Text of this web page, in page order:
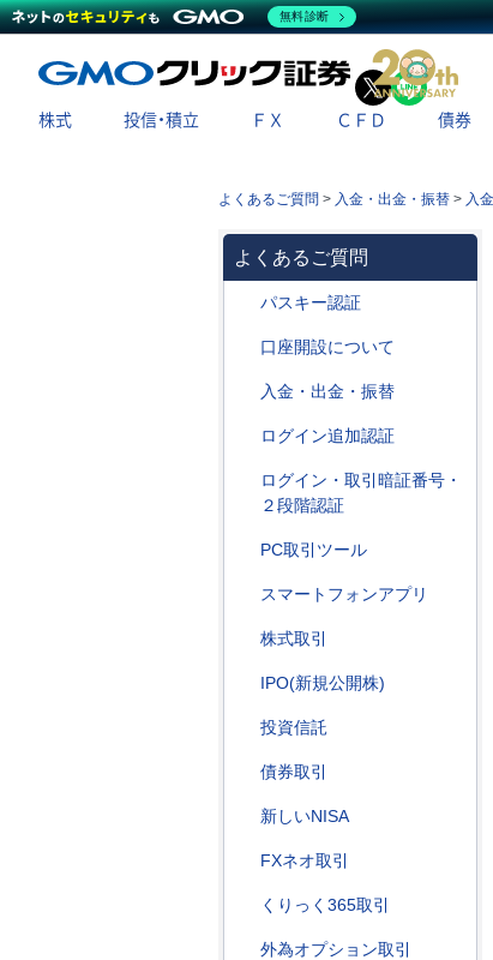
X
株式 投信・積立 ＦＸ ＣＦＤ 債券
よくあるご質問 > 入金・出金・振替 > 入金
よくあるご質問
パスキー認証
口座開設について
入金・出金・振替
ログイン追加認証
ログイン・取引暗証番号・
２段階認証
PC取引ツール
スマートフォンアプリ
株式取引
IPO(新規公開株)
投資信託
債券取引
新しいNISA
FXネオ取引
くりっく365取引
外為オプション取引
無料診断